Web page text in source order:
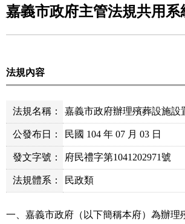
嘉義市政府主管法規共用系
法規內容
法規名稱： 嘉義市政府辦理殯葬設施
公發布日： 民國 104 年 07 月 03 日
發文字號： 府民禮字第1041202971號
法規體系： 民政類
一、嘉義市政府（以下簡稱本府）為辦